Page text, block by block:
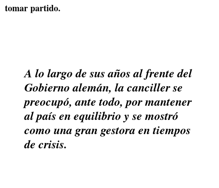
tomar partido.
A lo largo de sus años al frente del
Gobierno alemán, la canciller se
preocupó, ante todo, por mantener
al país en equilibrio y se mostró
como una gran gestora en tiempos
de crisis.